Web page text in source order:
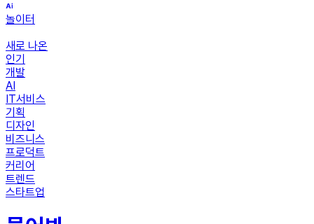
놀이터
새로 나온
인기
개발
AI
IT서비스
기획
디자인
비즈니스
프로덕트
커리어
트렌드
스타트업